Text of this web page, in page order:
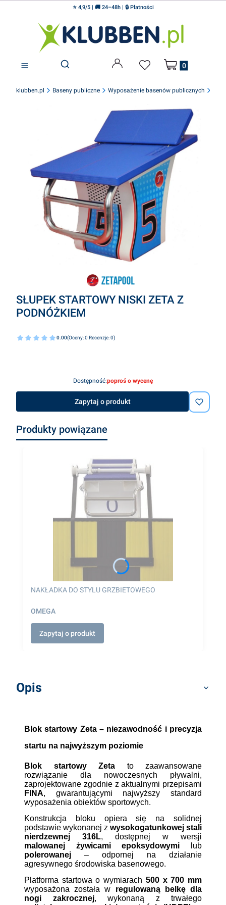
⭐ 4,9/5 | 🚚 24–48h | 🔒 Płatności
Otwórz wyszukiwarkę
Produkty w
klubben.pl Baseny publiczne Wyposażenie basenów publicznych
SŁUPEK STARTOWY NISKI ZETA Z
PODNÓŻKIEM
0.00(Oceny: 0 Recenzje: 0)
Dostępność:poproś o wycenę
Zapytaj o produkt
Produkty powiązane
NAKŁADKA DO STYLU GRZBIETOWEGO
OMEGA
Zapytaj o produkt
Opis
Blok startowy Zeta – niezawodność i precyzja
startu na najwyższym poziomie
Blok startowy Zeta to zaawansowane
rozwiązanie dla nowoczesnych pływalni,
zaprojektowane zgodnie z aktualnymi przepisami
FINA, gwarantującymi najwyższy standard
wyposażenia obiektów sportowych.
Konstrukcja bloku opiera się na solidnej
podstawie wykonanej z wysokogatunkowej stali
nierdzewnej 316L, dostępnej w wersji
malowanej żywicami epoksydowymi lub
polerowanej – odpornej na działanie
agresywnego środowiska basenowego.
Platforma startowa o wymiarach 500 x 700 mm
wyposażona została w regulowaną belkę dla
nogi zakrocznej, wykonaną z trwałego